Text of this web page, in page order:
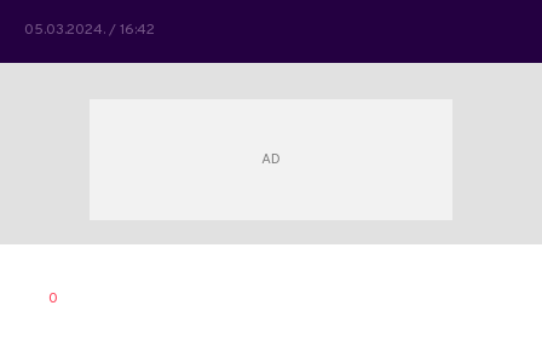
05.03.2024. / 16:42
AUTOR
0